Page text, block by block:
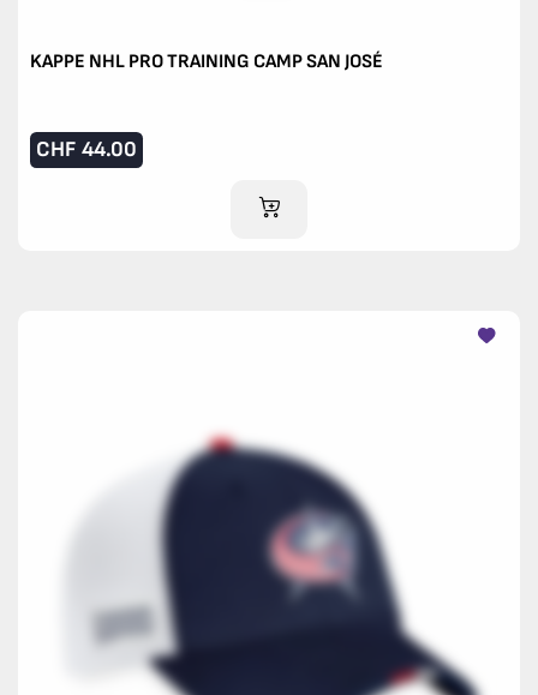
KAPPE NHL PRO TRAINING CAMP SAN JOSÉ
CHF 44.00
IM WARENKORB